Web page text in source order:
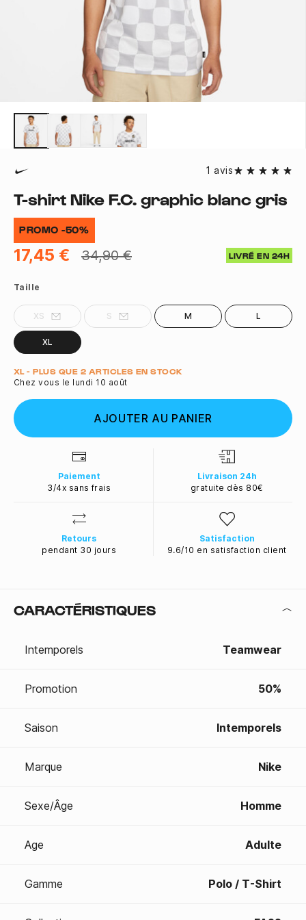
1 avis
T-shirt Nike F.C. graphic blanc gris
PROMO -50%
17,45 € 34,90 € LIVRÉ EN 24H
Taille
XS S M L
XL
Quantité
XL - PLUS QUE 2 ARTICLES EN STOCK
Chez vous le lundi 10 août
AJOUTER AU PANIER
Paiement
3/4x sans frais
Livraison 24h
gratuite dès 80€
Retours
pendant 30 jours
Satisfaction
9.6/10 en satisfaction client
CARACTÉRISTIQUES
Intemporels Teamwear
Promotion 50%
Saison Intemporels
Marque Nike
Sexe/Âge Homme
Age Adulte
Gamme Polo / T-Shirt